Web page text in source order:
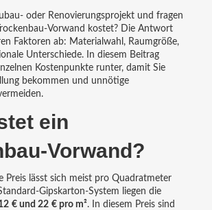
oder Renovierungsprojekt und fragen
kostet? Die Antwort
Faktoren ab: Materialwahl, Raumgröße,
Unterschiede. In diesem Beitrag
Kostenpunkte runter, damit Sie
bekommen und unnötige
ein
Preis lässt sich meist pro Quadratmeter
liegen die
€ und 22 € pro m². In diesem Preis sind